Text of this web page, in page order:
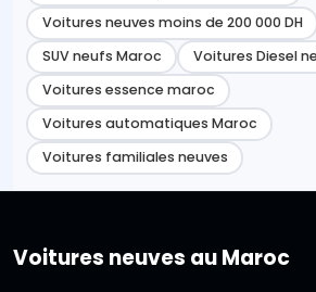
Voitures neuves moins de 200 000 DH
SUV neufs Maroc
Voitures Diesel
Voitures essence maroc
Voitures automatiques Maroc
Voitures familiales neuves
Voitures neuves au Maroc